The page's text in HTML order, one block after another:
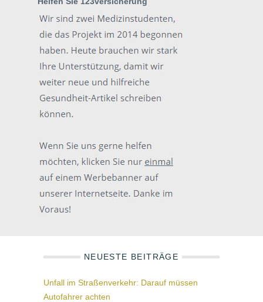
NEUESTE BEITRÄGE
Unfall im Straßenverkehr: Darauf müssen
Autofahrer achten